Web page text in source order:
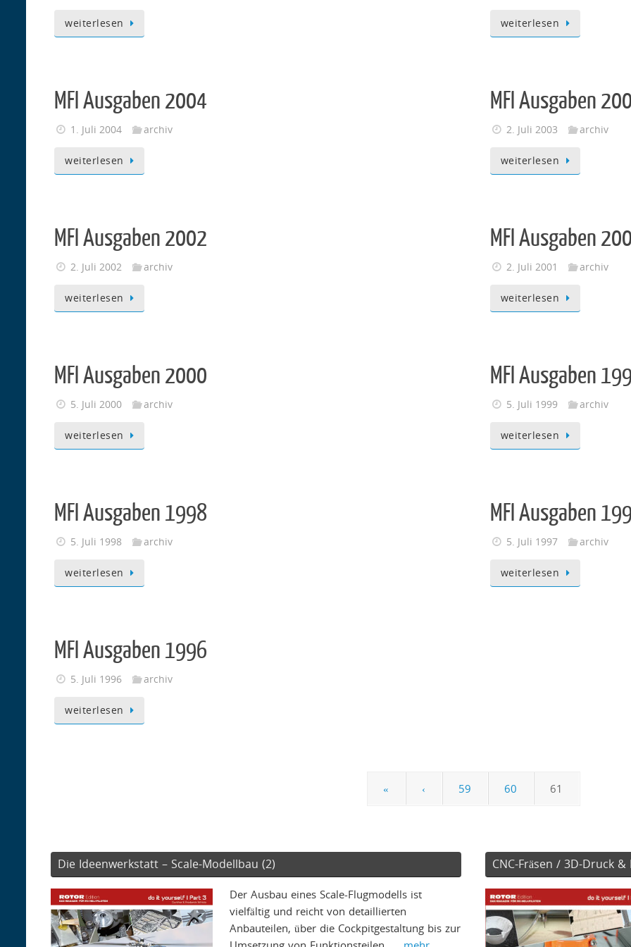
weiterlesen weiterlesen
MFI Ausgaben 2004
1. Juli 2004 archiv
weiterlesen
MFI Ausgaben
2. Juli 2003 archiv
weiterlesen
MFI Ausgaben 2002
2. Juli 2002 archiv
weiterlesen
MFI Ausgaben
2. Juli 2001 archiv
weiterlesen
MFI Ausgaben 2000
5. Juli 2000 archiv
weiterlesen
MFI Ausgaben
5. Juli 1999 archiv
weiterlesen
MFI Ausgaben 1998
5. Juli 1998 archiv
weiterlesen
MFI Ausgaben
5. Juli 1997 archiv
weiterlesen
MFI Ausgaben 1996
5. Juli 1996 archiv
weiterlesen
« ‹ 59 60 61
Die Ideenwerkstatt – Scale-Modellbau (2)
Der Ausbau eines Scale-Flugmodells ist
vielfältig und reicht von detaillierten
Anbauteilen, über die Cockpitgestaltung bis zur
CNC-Fräsen / 3D-Druck